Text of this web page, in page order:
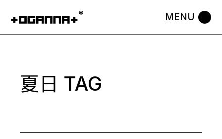
the
夏日 TAG